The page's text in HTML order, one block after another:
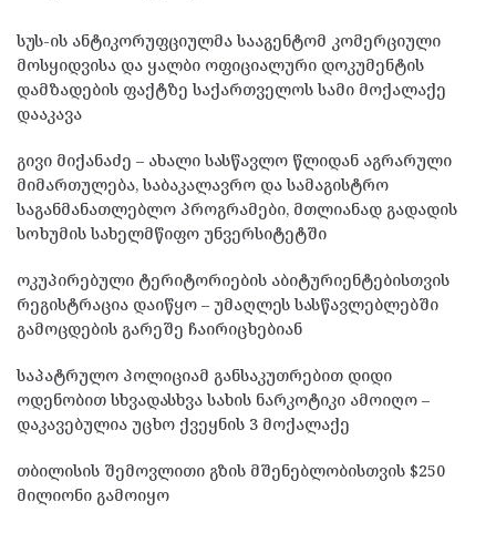
სუს-ის ანტიკორუფციულმა სააგენტომ კომერციული
მოსყიდვისა და ყალბი ოფიციალური დოკუმენტის
დამზადების ფაქტზე საქართველოს სამი მოქალაქე
დააკავა
გივი მიქანაძე – ახალი სასწავლო წლიდან აგრარული
მიმართულება, საბაკალავრო და სამაგისტრო
საგანმანათლებლო პროგრამები, მთლიანად გადადის
სოხუმის სახელმწიფო უნვერსიტეტში
ოკუპირებული ტერიტორიების აბიტურიენტებისთვის
რეგისტრაცია დაიწყო – უმაღლეს სასწავლებლებში
გამოცდების გარეშე ჩაირიცხებიან
საპატრულო პოლიციამ განსაკუთრებით დიდი
ოდენობით სხვადასხვა სახის ნარკოტიკი ამოიღო –
დაკავებულია უცხო ქვეყნის 3 მოქალაქე
თბილისის შემოვლითი გზის მშენებლობისთვის $250
მილიონი გამოიყო